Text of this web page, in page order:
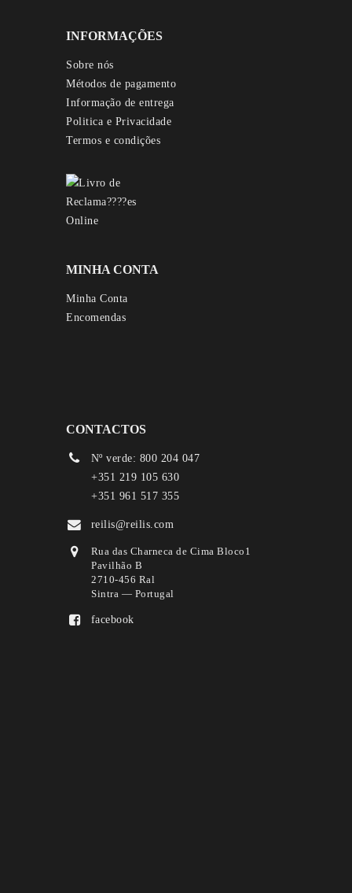
INFORMAÇÕES
Sobre nós
Métodos de pagamento
Informação de entrega
Politica e Privacidade
Termos e condições
MINHA CONTA
Minha Conta
Encomendas
CONTACTOS
Nº verde: 800 204 047
+351 219 105 630
+351 961 517 355
reilis@reilis.com
Rua das Charneca de Cima Bloco1
Pavilhão B
2710-456 Ral
Sintra — Portugal
facebook